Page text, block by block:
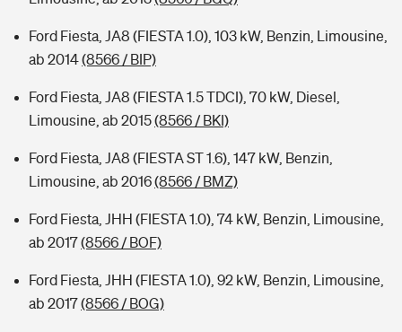
Ford Fiesta, JA8 (FIESTA 1.0), 103 kW, Benzin, Limousine,
ab 2014(8566 / BIP)
Ford Fiesta, JA8 (FIESTA 1.5 TDCI), 70 kW, Diesel,
Limousine, ab 2015(8566 / BKI)
Ford Fiesta, JA8 (FIESTA ST 1.6), 147 kW, Benzin,
Limousine, ab 2016(8566 / BMZ)
Ford Fiesta, JHH (FIESTA 1.0), 74 kW, Benzin, Limousine,
ab 2017(8566 / BOF)
Ford Fiesta, JHH (FIESTA 1.0), 92 kW, Benzin, Limousine,
ab 2017(8566 / BOG)